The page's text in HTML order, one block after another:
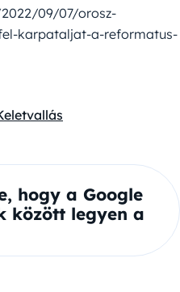
09/07/orosz-
karpataljat-a-reformatus-
vallás
hogy a Google
között legyen a